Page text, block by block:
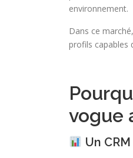
environnement.
Dans ce
profils capables
vogue
Un